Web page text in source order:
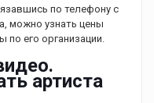
по телефону с
можно узнать цены
по его организации.
артиста